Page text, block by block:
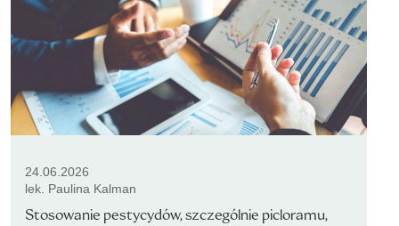
24.06.2026
lek. Paulina Kalman
Stosowanie pestycydów, szczególnie picloramu,